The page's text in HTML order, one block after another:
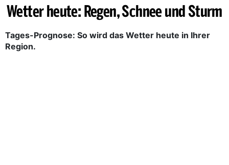
Wetter heute: Regen, Schnee und Sturm
Tages-Prognose: So wird das Wetter heute in Ihrer
Region.